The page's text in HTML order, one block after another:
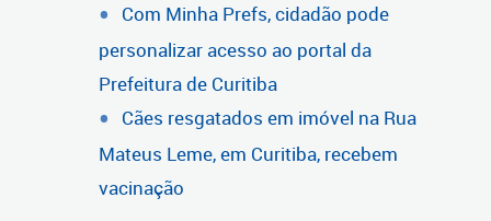
Com Minha Prefs, cidadão pode
personalizar acesso ao portal da
Prefeitura de Curitiba
Cães resgatados em imóvel na Rua
Mateus Leme, em Curitiba, recebem
vacinação